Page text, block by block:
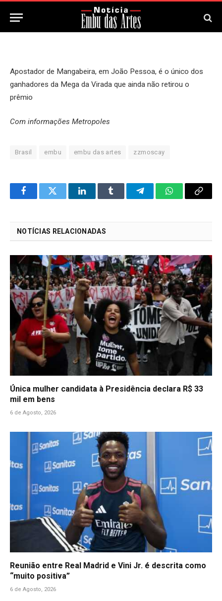
8 de Janeiro, 2026
Apostador de Mangabeira, em João Pessoa, é o único dos
ganhadores da Mega da Virada que ainda não retirou o
prêmio
Com informações Metropoles
Brasil embu embu das artes zzmoscay
FacebookTwitter LinkedInTumblr TelegramWhatsApp
Copy
NOTÍCIAS RELACIONADAS
Única mulher candidata à Presidência declara R$ 33
mil em bens
6 de Agosto, 2026
Reunião entre Real Madrid e Vini Jr. é descrita como
“muito positiva”
6 de Agosto, 2026